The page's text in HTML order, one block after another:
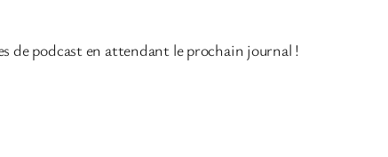
de podcast en attendant le prochain journal !